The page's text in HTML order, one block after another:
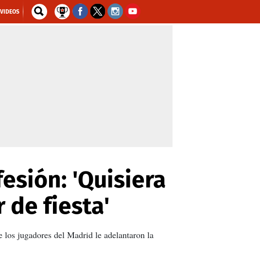
VIDEOS
'Quisiera
de fiesta'
los jugadores del Madrid le adelantaron la